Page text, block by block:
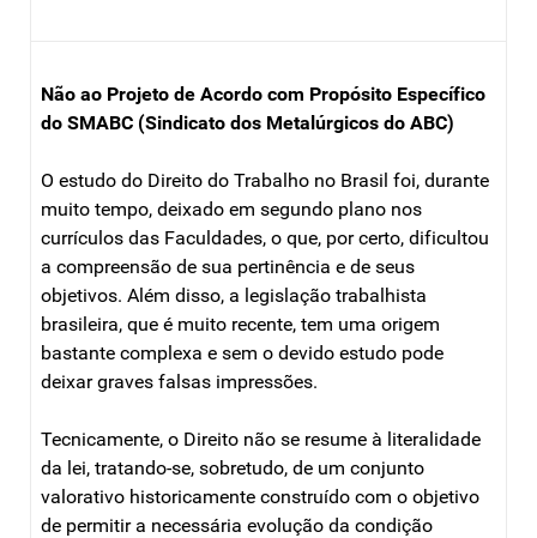
Não ao Projeto de Acordo com Propósito Específico
do SMABC (Sindicato dos Metalúrgicos do ABC)
O estudo do Direito do Trabalho no Brasil foi, durante
muito tempo, deixado em segundo plano nos
currículos das Faculdades, o que, por certo, dificultou
a compreensão de sua pertinência e de seus
objetivos. Além disso, a legislação trabalhista
brasileira, que é muito recente, tem uma origem
bastante complexa e sem o devido estudo pode
deixar graves falsas impressões.
Tecnicamente, o Direito não se resume à literalidade
da lei, tratando-se, sobretudo, de um conjunto
valorativo historicamente construído com o objetivo
de permitir a necessária evolução da condição